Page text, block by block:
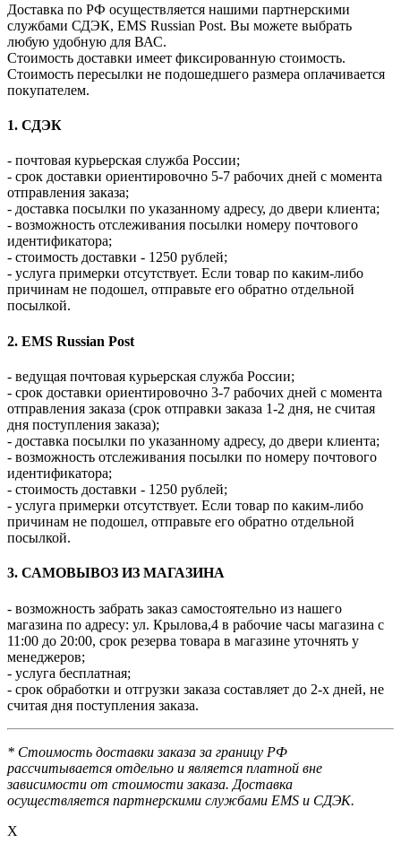
Доставка по РФ осуществляется нашими партнерскими
службами СДЭК, EMS Russian Post. Вы можете выбрать
любую удобную для ВАС.
Стоимость доставки имеет фиксированную стоимость.
Стоимость пересылки не подошедшего размера оплачивается
покупателем.
1. СДЭК
- почтовая курьерская служба России;
- срок доставки ориентировочно 5-7 рабочих дней с момента
отправления заказа;
- доставка посылки по указанному адресу, до двери клиента;
- возможность отслеживания посылки номеру почтового
идентификатора;
- стоимость доставки - 1250 рублей;
- услуга примерки отсутствует. Если товар по каким-либо
причинам не подошел, отправьте его обратно отдельной
посылкой.
2. EMS Russian Post
- ведущая почтовая курьерская служба России;
- срок доставки ориентировочно 3-7 рабочих дней с момента
отправления заказа (срок отправки заказа 1-2 дня, не считая
дня поступления заказа);
- доставка посылки по указанному адресу, до двери клиента;
- возможность отслеживания посылки по номеру почтового
идентификатора;
- стоимость доставки - 1250 рублей;
- услуга примерки отсутствует. Если товар по каким-либо
причинам не подошел, отправьте его обратно отдельной
посылкой.
3. САМОВЫВОЗ ИЗ МАГАЗИНА
- возможность забрать заказ самостоятельно из нашего
магазина по адресу: ул. Крылова,4 в рабочие часы магазина с
11:00 до 20:00, срок резерва товара в магазине уточнять у
менеджеров;
- услуга бесплатная;
- срок обработки и отгрузки заказа составляет до 2-х дней, не
считая дня поступления заказа.
* Стоимость доставки заказа за границу РФ
рассчитывается отдельно и является платной вне
зависимости от стоимости заказа. Доставка
осуществляется партнерскими службами EMS и СДЭК.
X